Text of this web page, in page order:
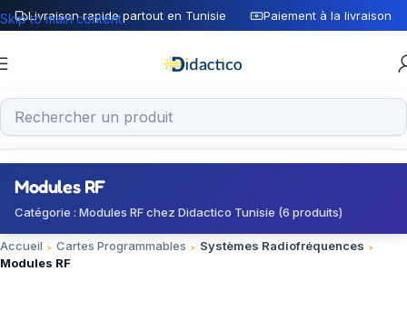
Livraison rapide partout en Tunisie Paiement à la livraison
Skip to main content
Modules RF
Catégorie : Modules RF chez Didactico Tunisie (6 produits)
Accueil Cartes Programmables
Systèmes Radiofréquences
Modules RF